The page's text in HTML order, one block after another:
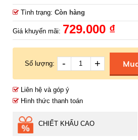
Tình trạng:Còn hàng
Giá khuyến mãi: 729.000 ₫
Số lượng: - +
Liên hệ và góp ý
Hình thức thanh toán
CHIẾT KHẤU CAO